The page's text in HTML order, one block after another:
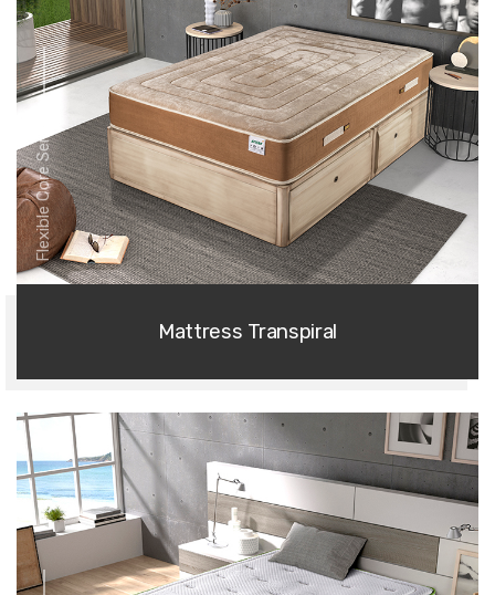
Flexible Core Series
Mattress Transpiral